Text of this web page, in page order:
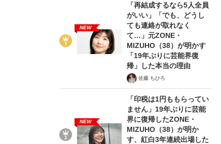
NEW
「再結成するなら5人全員
がいい」「でも、どうし
ても連絡が取れなく
て…」元ZONE・
MIZUHO（38）が明かす
「19年ぶりに芸能界復
帰」した本当の理由
佐藤 ちひろ
NEW
「印税は1円ももらってい
ません」19年ぶりに芸能
界に復帰したZONE・
MIZUHO（38）が明か
す、紅白3年連続出場した